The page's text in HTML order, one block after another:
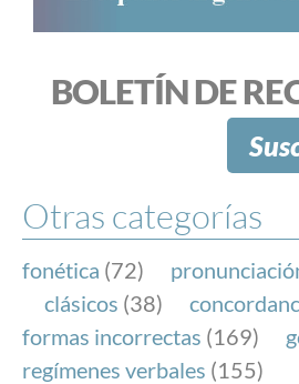
BOLETÍN DE
Otras categorías
fonética (72)
clásicos (38)
formas incorrectas (169)
regímenes verbales (155)